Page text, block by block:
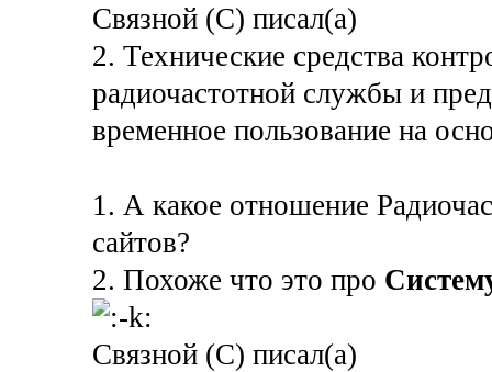
Связной (С) писал(а)
2. Технические средства
радиочастотной службы и
временное пользование на
1. А какое отношение
сайтов?
2. Похоже что это про
Связной (С) писал(а)